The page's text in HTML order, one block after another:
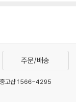
주문/배송
중고샵 1566-4295